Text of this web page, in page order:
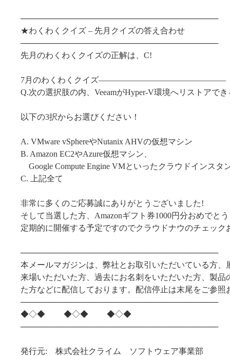
───────────────────────────────────
★わくわくクイズ – 先月クイズの答え合わせ
───────────────────────────────────
先月のわくわくクイズの正解は、C!
7月のわくわくクイズ———————————————–
Q.次の選択肢の内、VeeamがHyper-V環境へリストアで
以下の3択からお選びください！
A. VMware vSphereやNutanix AHVの仮想マシン
B. Amazon EC2やAzure仮想マシン、
Google Compute Engine VMといったクラウドインスタ
C. 上記全て
非常に多くのご応募誠にありがとうございました!
そして当選した方、Amazonギフト券1000円分おめでと
定期的に開催する予定ですのでクラウドナウのチェック
───────────────────────────────────
本メールマガジンは、弊社とお取引いただいている方、
来場いただいた方、過去にお名刺をいただいた方、製品
た方などに配信しております。配信停止は末尾をご参照
───────────────────────────────────
◆◇◆ ◆◇◆ ◆◇◆
───────────────────────────────────
発行元: 株式会社クライム ソフトウェア事業部